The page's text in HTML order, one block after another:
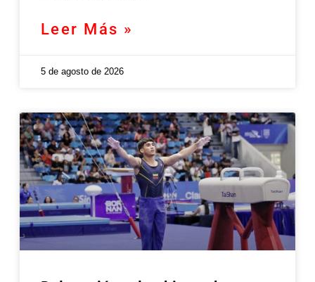
Leer Más »
5 de agosto de 2026